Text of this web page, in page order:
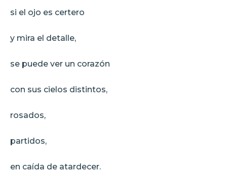
si el ojo es certero
y mira el detalle,
se puede ver un corazón
con sus cielos distintos,
rosados,
partidos,
en caída de atardecer.